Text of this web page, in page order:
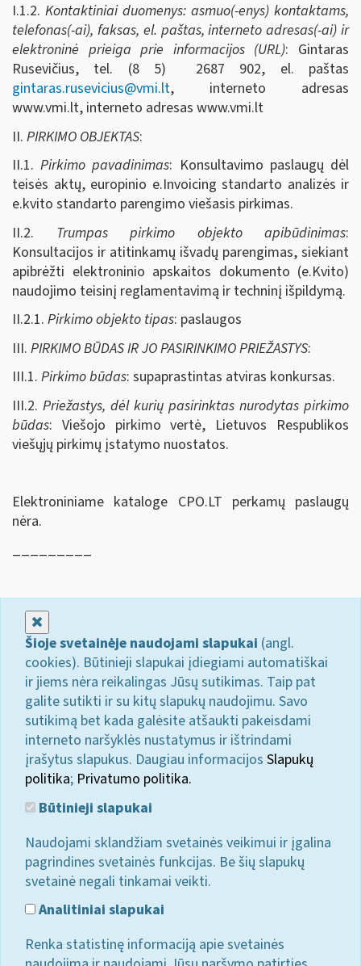
I.1.2. Kontaktiniai duomenys: asmuo(-enys) kontaktams,
telefonas(-ai), faksas, el. paštas, interneto adresas(-ai) ir
elektroninė prieiga prie informacijos (URL): Gintaras
Rusevičius, tel. (8 5) 2687 902, el. paštas
gintaras.rusevicius@vmi.lt, interneto adresas
www.vmi.lt, interneto adresas www.vmi.lt
II. PIRKIMO OBJEKTAS:
II.1.Pirkimo pavadinimas: Konsultavimo paslaugų dėl
teisės aktų, europinio e.Invoicing standarto analizės ir
e.kvito standarto parengimo viešasis pirkimas.
II.2. Trumpas pirkimo objekto apibūdinimas:
Konsultacijos ir atitinkamų išvadų parengimas, siekiant
apibrėžti elektroninio apskaitos dokumento (e.Kvito)
naudojimo teisinį reglamentavimą ir techninį išpildymą.
II.2.1. Pirkimo objekto tipas: paslaugos
III. PIRKIMO BŪDAS IR JO PASIRINKIMO PRIEŽASTYS:
III.1. Pirkimo būdas: supaprastintas atviras konkursas.
III.2. Priežastys, dėl kurių pasirinktas nurodytas pirkimo
būdas: Viešojo pirkimo vertė, Lietuvos Respublikos
viešųjų pirkimų įstatymo nuostatos.
Elektroniniame kataloge CPO.LT perkamų paslaugų
nėra.
_________
Šioje svetainėje naudojami slapukai (angl.
cookies). Būtinieji slapukai įdiegiami automatiškai
ir jiems nėra reikalingas Jūsų sutikimas. Taip pat
galite sutikti ir su kitų slapukų naudojimu. Savo
sutikimą bet kada galėsite atšaukti pakeisdami
interneto naršyklės nustatymus ir ištrindami
įrašytus slapukus. Daugiau informacijos Slapukų
politika; Privatumo politika.
Būtinieji slapukai
Naudojami sklandžiam svetainės veikimui ir įgalina
pagrindines svetainės funkcijas. Be šių slapukų
svetainė negali tinkamai veikti.
Analitiniai slapukai
Renka statistinę informaciją apie svetainės